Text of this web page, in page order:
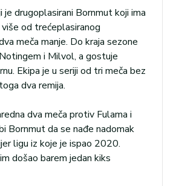
je drugoplasirani Bornmut koji ima
od trećeplasiranog
meča manje. Do kraja sezone
i Milvol, a gostuje
Ekipa je u seriji od tri meča bez
dva remija.
dva meča protiv Fulama i
Bornmut da se nađe nadomak
ligu iz koje je ispao 2020.
došao barem jedan kiks